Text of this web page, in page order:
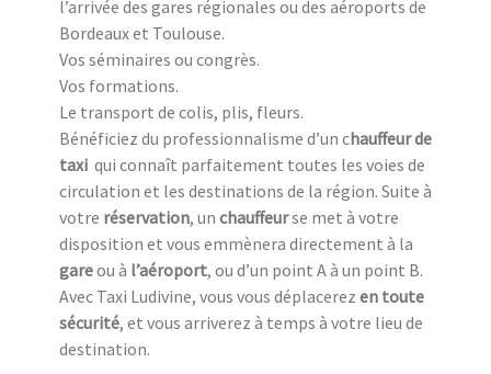
l’arrivée des gares régionales ou des aéroports de
Bordeaux et Toulouse.
Vos séminaires ou congrès.
Vos formations.
Le transport de colis, plis, fleurs.
Bénéficiez du professionnalisme d’un chauffeur de
taxi qui connaît parfaitement toutes les voies de
circulation et les destinations de la région. Suite à
votre réservation, un chauffeurse met à votre
disposition et vous emmènera directement à la
gareou à l’aéroport, ou d’un point A à un point B.
Avec Taxi Ludivine, vous vous déplacerez en toute
sécurité, et vous arriverez à temps à votre lieu de
destination.